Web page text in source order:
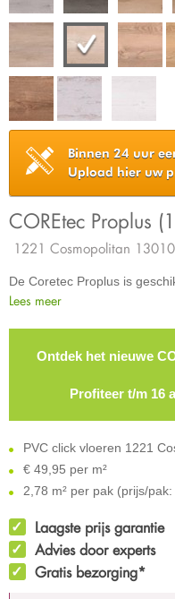
Binnen 24 uur
Upload hier uw
COREtec Proplus
1221 Cosmopolitan
De Coretec Proplus is
Lees meer
Ontdek het nieuwe
Profiteer t/m 16
PVC click vloeren 1221
€ 49,95 per m²
2,78 m² per pak (prijs/
Laagste prijs garantie
Advies door experts
Gratis bezorging*